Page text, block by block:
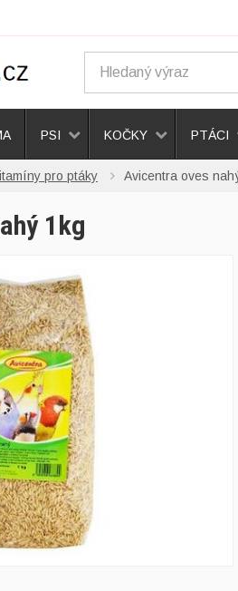
pro ptáky Avicentra oves
1kg
PSI KOČKY PTÁCI